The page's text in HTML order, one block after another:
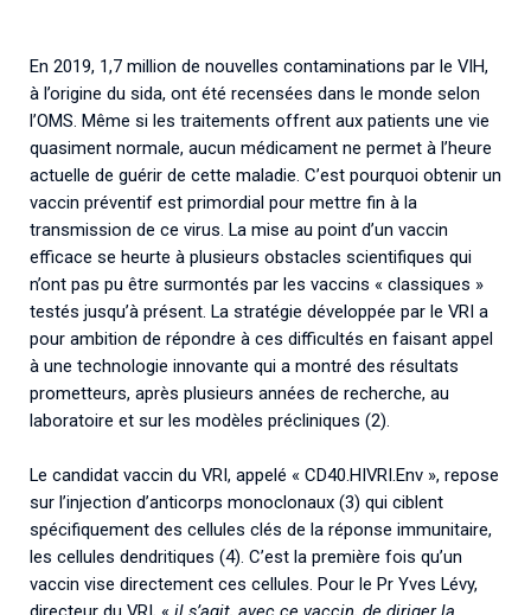
En 2019, 1,7 million de nouvelles contaminations par le VIH,
à l’origine du sida, ont été recensées dans le monde selon
l’OMS. Même si les traitements offrent aux patients une vie
quasiment normale, aucun médicament ne permet à l’heure
actuelle de guérir de cette maladie. C’est pourquoi obtenir un
vaccin préventif est primordial pour mettre fin à la
transmission de ce virus. La mise au point d’un vaccin
efficace se heurte à plusieurs obstacles scientifiques qui
n’ont pas pu être surmontés par les vaccins « classiques »
testés jusqu’à présent. La stratégie développée par le VRI a
pour ambition de répondre à ces difficultés en faisant appel
à une technologie innovante qui a montré des résultats
prometteurs, après plusieurs années de recherche, au
laboratoire et sur les modèles précliniques (2).
Le candidat vaccin du VRI, appelé « CD40.HIVRI.Env », repose
sur l’injection d’anticorps monoclonaux (3) qui ciblent
spécifiquement des cellules clés de la réponse immunitaire,
les cellules dendritiques (4). C’est la première fois qu’un
vaccin vise directement ces cellules. Pour le Pr Yves Lévy,